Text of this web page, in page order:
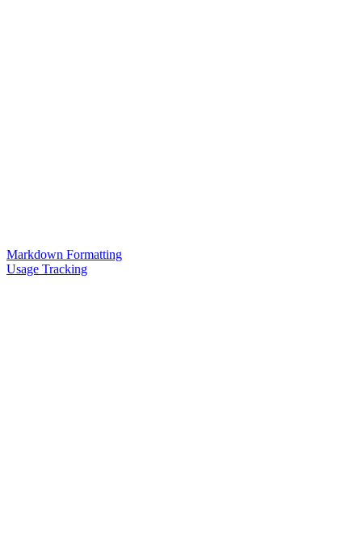
Markdown Formatting
Usage Tracking